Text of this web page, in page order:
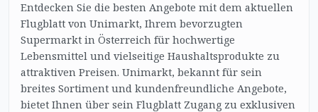
Entdecken Sie die besten Angebote mit dem aktuellen
Flugblatt von Unimarkt, Ihrem bevorzugten
Supermarkt in Österreich für hochwertige
Lebensmittel und vielseitige Haushaltsprodukte zu
attraktiven Preisen. Unimarkt, bekannt für sein
breites Sortiment und kundenfreundliche Angebote,
bietet Ihnen über sein Flugblatt Zugang zu exklusiven